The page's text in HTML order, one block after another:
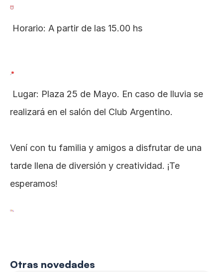
Otras novedades
Horario: A partir de las 15.00 hs
realizará en el salón del Club Argentino.
Vení con tu familia y amigos a disfrutar de una
tarde llena de diversión y creatividad. ¡Te
esperamos!